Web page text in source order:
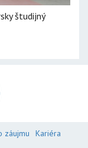
študijný
záujmu
Kariéra